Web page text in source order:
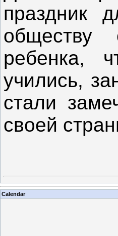
праздник
обществу
ребенка,
учились,
стали
своей
Calendar